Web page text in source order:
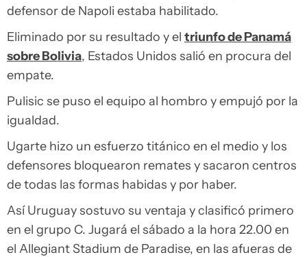
defensor de Napoli estaba habilitado.
Eliminado por su resultado y el triunfo de Panamá
sobre Bolivia, Estados Unidos salió en procura del
empate.
Pulisic se puso el equipo al hombro y empujó por la
igualdad.
Ugarte hizo un esfuerzo titánico en el medio y los
defensores bloquearon remates y sacaron centros
de todas las formas habidas y por haber.
Así Uruguay sostuvo su ventaja y clasificó primero
en el grupo C. Jugará el sábado a la hora 22.00 en
el Allegiant Stadium de Paradise, en las afueras de